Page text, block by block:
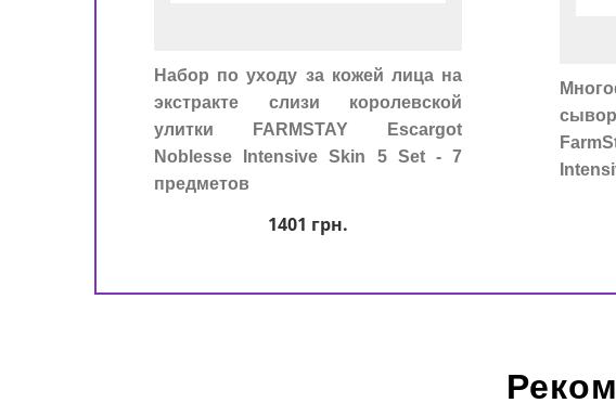
Набор по уходу за кожей лица на
экстракте слизи королевской
улитки FARMSTAY Escargot
Noblesse Intensive Skin 5 Set - 7
предметов
1401 грн.